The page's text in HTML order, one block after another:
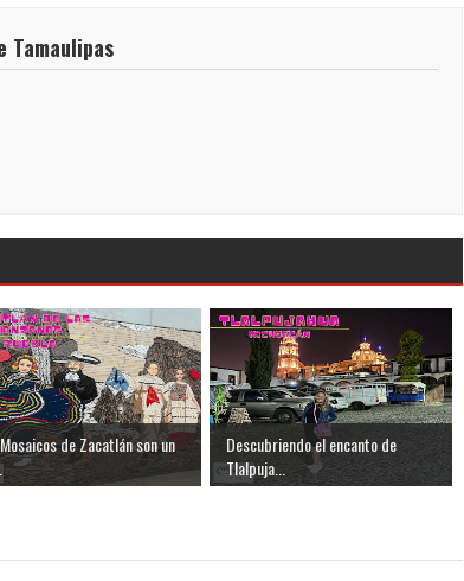
Tamaulipas
de Zacatlán son un
Descubriendo el encanto de
Tlalpuja...